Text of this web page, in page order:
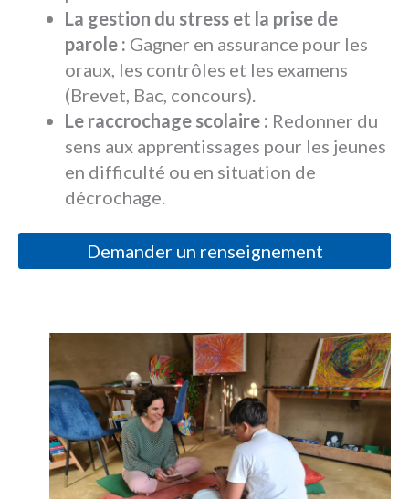
La gestion du stress et la prise de
parole : Gagner en assurance pour les
oraux, les contrôles et les examens
(Brevet, Bac, concours).
Le raccrochage scolaire : Redonner du
sens aux apprentissages pour les jeunes
en difficulté ou en situation de
décrochage.
Demander un renseignement